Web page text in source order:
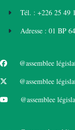
Tél. : +226 25 49
Adresse : 01 BP
@assemblee
@assemblee
@assemblee